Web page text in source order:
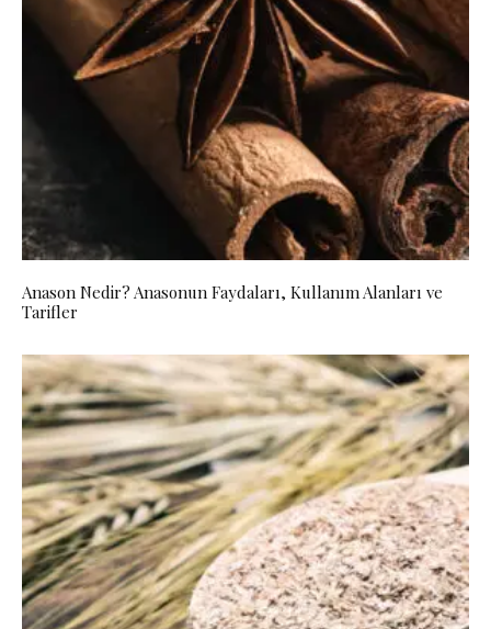
Anason Nedir? Anasonun Faydaları, Kullanım Alanları ve
Tarifler